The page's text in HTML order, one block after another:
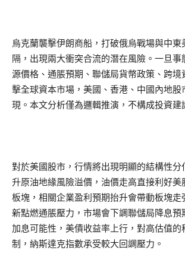
烏克蘭襲擊伊朗商船，打破俄烏戰場與中東
隔，出現兩大衝突合流的潛在風險。一旦事
源價格、通脹預期、聯儲局貨幣政策、跨境
擊全球資本市場，美國、香港、中國內地股
現。本文分析僅為邏輯推演，不構成投資建
對於美國股市，行情將出現明顯的結構性分
升原油地緣風險溢價，油價走高直接利好美
板塊，相關企業盈利預期抬升會帶動板塊走
新點燃通脹壓力，市場會下調聯儲局降息預
加息可能性，美債收益率上行，對高估值的
制，納斯達克指數承受較大回調壓力。